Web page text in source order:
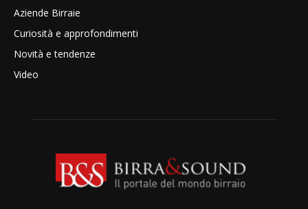
Aziende Birraie
Curiosità e approfondimenti
Novità e tendenze
Video